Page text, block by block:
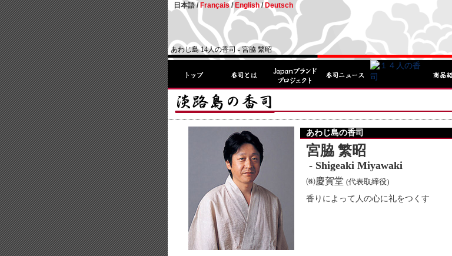
日本語 / Français/ English/ Deutsch
あわじ島 14人の香司 - 宮脇 繁昭
あわじ島の香司
宮脇 繁昭
- Shigeaki Miyawaki
㈱慶賀堂 (代表取締役)
香りによって人の心に礼をつくす